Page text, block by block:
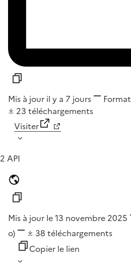
Mis à jour il y a 7 jours Format
23 téléchargements
Visiter
2 API
Mis à jour le 13 novembre 2025
o)
38 téléchargements
Copier le lien